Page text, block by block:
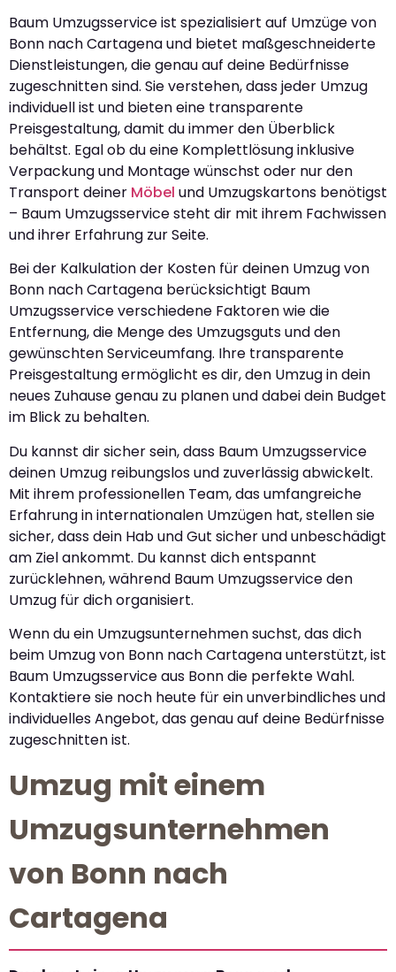
Baum Umzugsservice ist spezialisiert auf Umzüge von
Bonn nach Cartagena und bietet maßgeschneiderte
Dienstleistungen, die genau auf deine Bedürfnisse
zugeschnitten sind. Sie verstehen, dass jeder Umzug
individuell ist und bieten eine transparente
Preisgestaltung, damit du immer den Überblick
behältst. Egal ob du eine Komplettlösung inklusive
Verpackung und Montage wünschst oder nur den
Transport deiner Möbel und Umzugskartons benötigst
– Baum Umzugsservice steht dir mit ihrem Fachwissen
und ihrer Erfahrung zur Seite.
Bei der Kalkulation der Kosten für deinen Umzug von
Bonn nach Cartagena berücksichtigt Baum
Umzugsservice verschiedene Faktoren wie die
Entfernung, die Menge des Umzugsguts und den
gewünschten Serviceumfang. Ihre transparente
Preisgestaltung ermöglicht es dir, den Umzug in dein
neues Zuhause genau zu planen und dabei dein Budget
im Blick zu behalten.
Du kannst dir sicher sein, dass Baum Umzugsservice
deinen Umzug reibungslos und zuverlässig abwickelt.
Mit ihrem professionellen Team, das umfangreiche
Erfahrung in internationalen Umzügen hat, stellen sie
sicher, dass dein Hab und Gut sicher und unbeschädigt
am Ziel ankommt. Du kannst dich entspannt
zurücklehnen, während Baum Umzugsservice den
Umzug für dich organisiert.
Wenn du ein Umzugsunternehmen suchst, das dich
beim Umzug von Bonn nach Cartagena unterstützt, ist
Baum Umzugsservice aus Bonn die perfekte Wahl.
Kontaktiere sie noch heute für ein unverbindliches und
individuelles Angebot, das genau auf deine Bedürfnisse
zugeschnitten ist.
Umzug mit einem
Umzugsunternehmen
von Bonn nach
Cartagena